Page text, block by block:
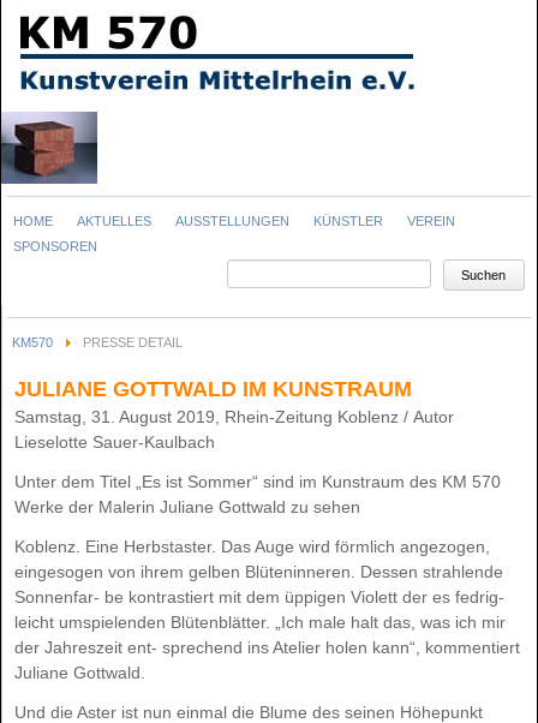
Navigation
überspringen
HOME AKTUELLES AUSSTELLUNGEN KÜNSTLER
VEREIN
SPONSOREN
Suchen
KM570 PRESSE DETAIL
JULIANE GOTTWALD IM KUNSTRAUM
Samstag, 31. August 2019, Rhein-Zeitung Koblenz / Autor
Lieselotte Sauer-Kaulbach
Unter dem Titel „Es ist Sommer“ sind im Kunstraum des KM 570
Werke der Malerin Juliane Gottwald zu sehen
Koblenz. Eine Herbstaster. Das Auge wird förmlich angezogen,
eingesogen von ihrem gelben Blüteninneren. Dessen strahlende
Sonnenfar‐ be kontrastiert mit dem üppigen Violett der es fedrig-
leicht umspielenden Blütenblätter. „Ich male halt das, was ich mir
der Jahreszeit ent‐ sprechend ins Atelier holen kann“, kommentiert
Juliane Gottwald.
Und die Aster ist nun einmal die Blume des seinen Höhepunkt